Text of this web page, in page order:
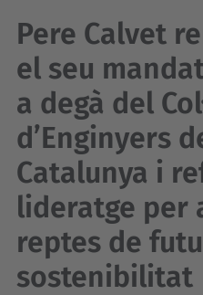
Pere Calvet
el seu
a degà del
d’Enginyers
Catalunya i
lideratge per
reptes de
sostenibilitat